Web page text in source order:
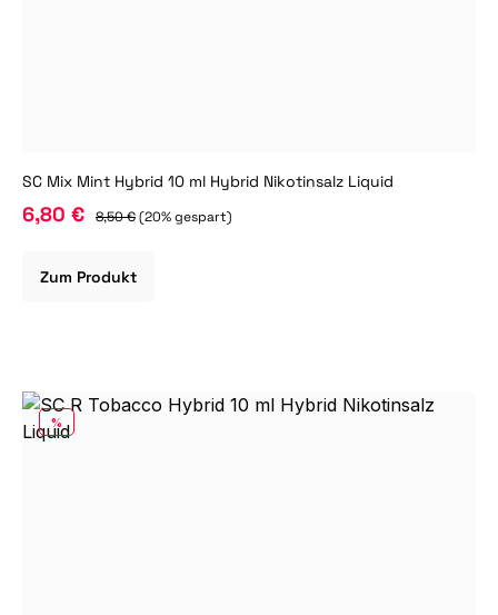
SC Mix Mint Hybrid 10 ml Hybrid Nikotinsalz Liquid
6,80 € 8,50 €(20% gespart)
Zum Produkt
RABATT
%